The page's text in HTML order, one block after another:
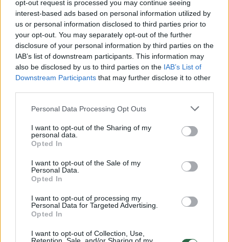
opt-out request is processed you may continue seeing
interest-based ads based on personal information utilized by
us or personal information disclosed to third parties prior to
your opt-out. You may separately opt-out of the further
disclosure of your personal information by third parties on the
IAB’s list of downstream participants. This information may
also be disclosed by us to third parties on the IAB’s List of
Downstream Participants that may further disclose it to other
Personal Data Processing Opt Outs
I want to opt-out of the Sharing of my
personal data.
Opted In
I want to opt-out of the Sale of my
Personal Data.
Opted In
I want to opt-out of processing my
Personal Data for Targeted Advertising.
Opted In
I want to opt-out of Collection, Use,
Žiūrimiausi įrašai
00:00:30
Vaizdai iš tragiškos avarijos Vilniaus r.: dviejų moterų ir
vaiko gyvybių išgelbėti nepavyko
Žinios | Lietuvos diena
Savaitės vidurys nusimato karštas: temperatūra kils iki
Žinios | Orai
00:15:54
V. Zalužno pasisakymą laiko bandymu įsitvirtinti
Ukrainos politikoje: jis yra neteisus
Laidos | Nauja diena